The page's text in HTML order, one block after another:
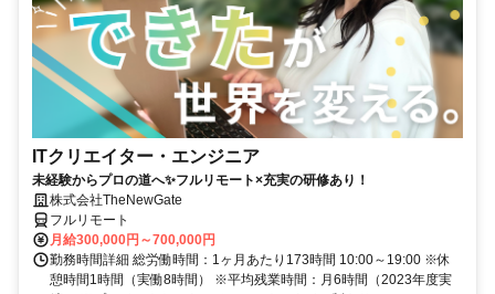
ITクリエイター・エンジニア
未経験からプロの道へ✨フルリモート×充実の研修あり！
株式会社TheNewGate
フルリモート
月給300,000円～700,000円
勤務時間詳細 総労働時間：1ヶ月あたり173時間 10:00～19:00 ※休
憩時間1時間（実働8時間） ※平均残業時間：月6時間（2023年度実